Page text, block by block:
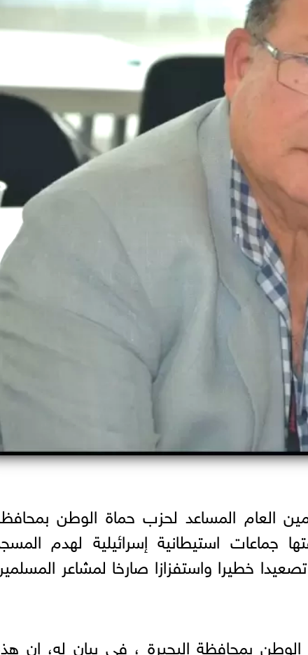
العام المساعد لحزب حماة الوطن
جماعات استيطانية إسرائيلية لهدم
خطيرا واستفزازا صارخا لمشاعر
بمحافظة البحيرة ، في بيان له، إن